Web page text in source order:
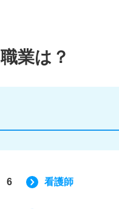
職業は？
6 看護師